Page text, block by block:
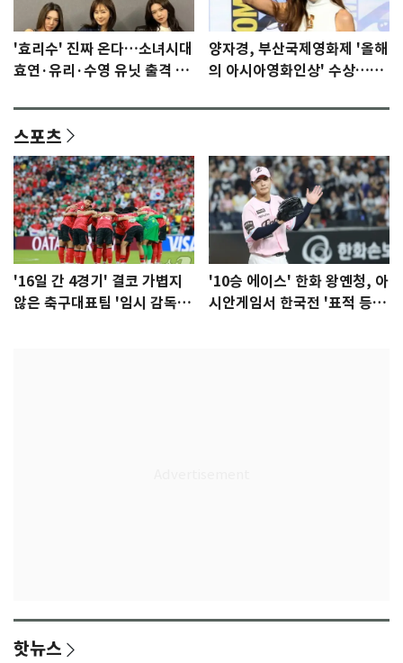
'효리수' 진짜 온다…소녀시대
효연·유리·수영 유닛 출격 [N
양자경, 부산국제영화제 '올해
의 아시아영화인상' 수상…15
스포츠
'16일 간 4경기' 결코 가볍지
않은 축구대표팀 '임시 감독'
'10승 에이스' 한화 왕옌청, 아
시안게임서 한국전 '표적 등
핫뉴스